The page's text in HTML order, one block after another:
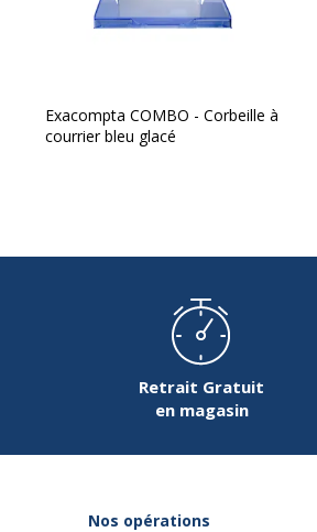
Exacompta COMBO - Corbeille à
courrier bleu glacé
Retrait Gratuit
en magasin
Nos opérations